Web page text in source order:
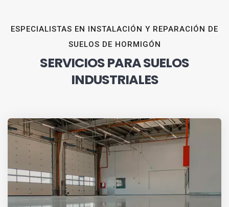
ESPECIALISTAS EN INSTALACIÓN Y REPARACIÓN DE
SUELOS DE HORMIGÓN
SERVICIOS PARA SUELOS
INDUSTRIALES